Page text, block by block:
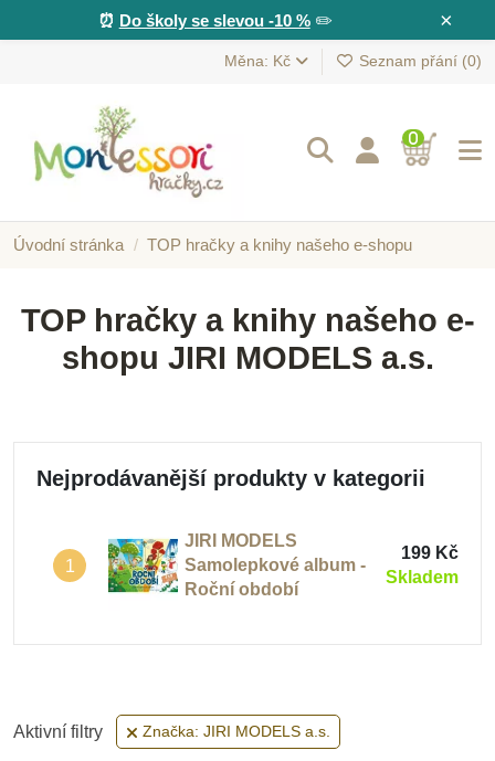
×
⏰ Do školy se slevou -10 %✏️
Měna: Kč Seznam přání (0)
0
Úvodní stránka TOP hračky a knihy našeho e-shopu
TOP hračky a knihy našeho e-
shopu JIRI MODELS a.s.
Nejprodávanější produkty v kategorii
1
JIRI MODELS
Samolepkové album -
Roční období
199 Kč
Skladem
Aktivní filtry Značka: JIRI MODELS a.s.